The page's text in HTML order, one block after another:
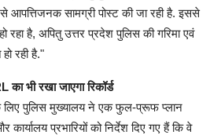
से आपत्तिजनक सामग्री पोस्ट की जा रही है. इससे
रहा है, अपितु उत्तर प्रदेश पुलिस की गरिमा एवं
रही है."
का भी रखा जाएगा रिकॉर्ड
लिए पुलिस मुख्यालय ने एक फुल-प्रूफ प्लान
कार्यालय प्रभारियों को निर्देश दिए गए हैं कि वे